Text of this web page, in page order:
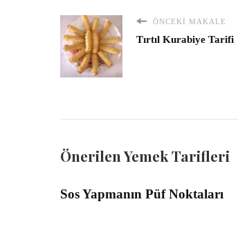
ÖNCEKI MAKALE
Tırtıl Kurabiye Tarifi
Önerilen Yemek Tarifleri
Sos Yapmanın Püf Noktaları